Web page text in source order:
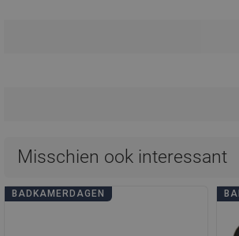
Misschien ook interessant
BADKAMERDAGEN